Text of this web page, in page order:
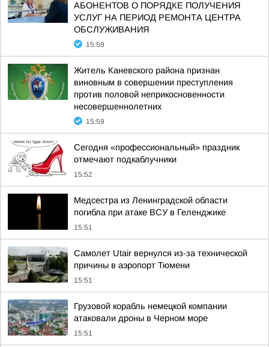
АБОНЕНТОВ О ПОРЯДКЕ ПОЛУЧЕНИЯ
УСЛУГ НА ПЕРИОД РЕМОНТА ЦЕНТРА
ОБСЛУЖИВАНИЯ
15:59
Житель Каневского района признан
виновным в совершении преступления
против половой неприкосновенности
несовершеннолетних
15:59
Сегодня «профессиональный» праздник
отмечают подкаблучники
15:52
Медсестра из Ленинградской области
погибла при атаке ВСУ в Геленджике
15:51
Самолет Utair вернулся из-за технической
причины в аэропорт Тюмени
15:51
Грузовой корабль немецкой компании
атаковали дроны в Черном море
15:51